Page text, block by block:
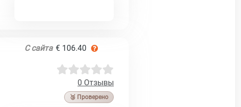
С сайта € 106.40
0 Отзывы
🥉 Проверено